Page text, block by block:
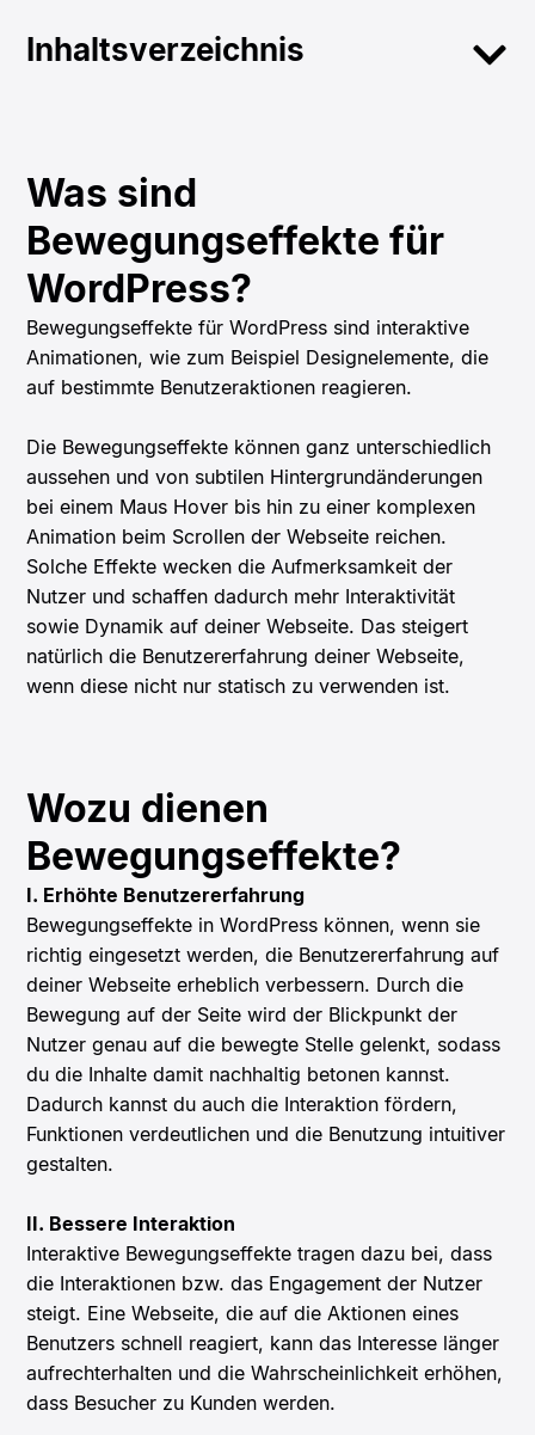
Inhaltsverzeichnis
Was sind
Bewegungseffekte für
WordPress?
Bewegungseffekte für WordPress sind interaktive
Animationen, wie zum Beispiel Designelemente, die
auf bestimmte Benutzeraktionen reagieren.
Die Bewegungseffekte können ganz unterschiedlich
aussehen und von subtilen Hintergrundänderungen
bei einem Maus Hover bis hin zu einer komplexen
Animation beim Scrollen der Webseite reichen.
Solche Effekte wecken die Aufmerksamkeit der
Nutzer und schaffen dadurch mehr Interaktivität
sowie Dynamik auf deiner Webseite. Das steigert
natürlich die Benutzererfahrung deiner Webseite,
wenn diese nicht nur statisch zu verwenden ist.
Wozu dienen
Bewegungseffekte?
I. Erhöhte Benutzererfahrung
Bewegungseffekte in WordPress können, wenn sie
richtig eingesetzt werden, die Benutzererfahrung auf
deiner Webseite erheblich verbessern. Durch die
Bewegung auf der Seite wird der Blickpunkt der
Nutzer genau auf die bewegte Stelle gelenkt, sodass
du die Inhalte damit nachhaltig betonen kannst.
Dadurch kannst du auch die Interaktion fördern,
Funktionen verdeutlichen und die Benutzung intuitiver
gestalten.
II. Bessere Interaktion
Interaktive Bewegungseffekte tragen dazu bei, dass
die Interaktionen bzw. das Engagement der Nutzer
steigt. Eine Webseite, die auf die Aktionen eines
Benutzers schnell reagiert, kann das Interesse länger
aufrechterhalten und die Wahrscheinlichkeit erhöhen,
dass Besucher zu Kunden werden.